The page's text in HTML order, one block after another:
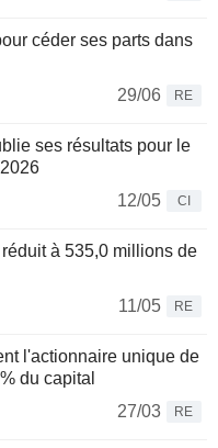
céder ses parts dans
29/06
RE
ses résultats pour le
12/05
CI
à 535,0 millions de
11/05
RE
l'actionnaire unique de
du capital
27/03
RE